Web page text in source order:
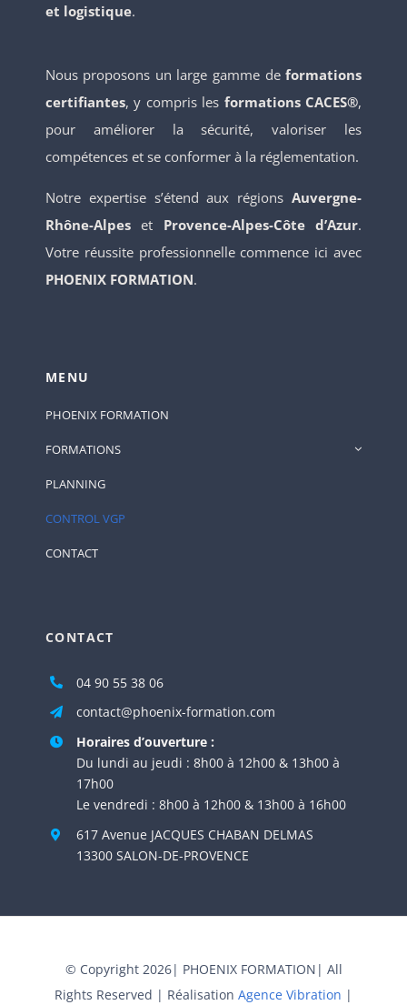
et logistique.
Nous proposons un large gamme deformations
certifiantes, y compris les formations CACES®,
pour améliorer la sécurité, valoriser les
compétences et se conformer à la réglementation.
Notre expertise s’étend aux régionsAuvergne-
Rhône-Alpeset Provence-Alpes-Côte d’Azur.
Votre réussite professionnelle commence ici avec
PHOENIX FORMATION.
MENU
PHOENIX FORMATION
FORMATIONS
PLANNING
CONTROL VGP
CONTACT
CONTACT
04 90 55 38 06
contact@phoenix-formation.com
Horaires d’ouverture :
Du lundi au jeudi : 8h00 à 12h00 & 13h00 à
17h00
Le vendredi : 8h00 à 12h00 & 13h00 à 16h00
617 Avenue JACQUES CHABAN DELMAS
13300 SALON-DE-PROVENCE
© Copyright 2026| PHOENIX FORMATION| All
Rights Reserved | Réalisation Agence Vibration |